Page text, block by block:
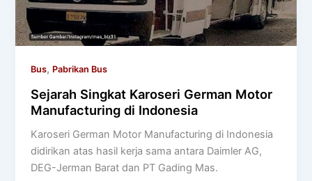
Bus, Pabrikan Bus
Sejarah Singkat Karoseri German Motor
Manufacturing di Indonesia
Karoseri German Motor Manufacturing di Indonesia
didirikan atas hasil kerja sama antara Daimler AG,
DEG-Jerman Barat dan PT Gading Mas.